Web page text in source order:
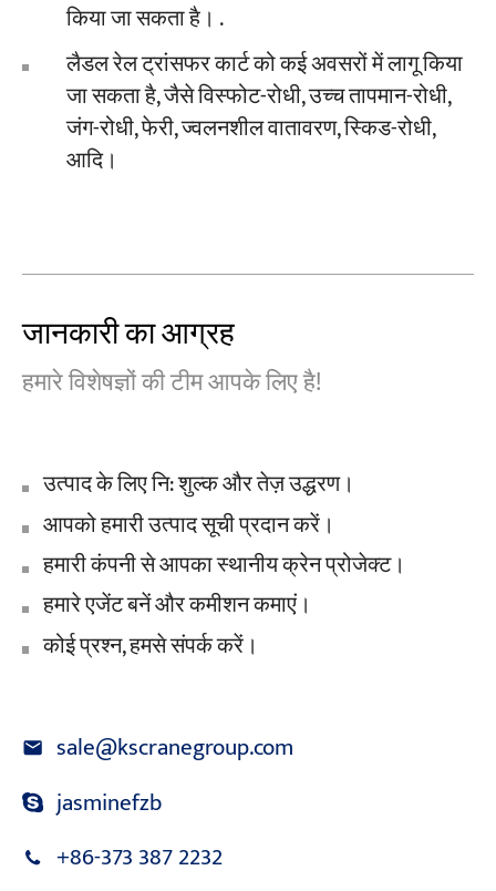
किया जा सकता है। .
लैडल रेल ट्रांसफर कार्ट को कई अवसरों में लागू किया
जा सकता है, जैसे विस्फोट-रोधी, उच्च तापमान-रोधी,
जंग-रोधी, फेरी, ज्वलनशील वातावरण, स्किड-रोधी,
आदि।
जानकारी का आग्रह
हमारे विशेषज्ञों की टीम आपके लिए है!
उत्पाद के लिए नि: शुल्क और तेज़ उद्धरण।
आपको हमारी उत्पाद सूची प्रदान करें।
हमारी कंपनी से आपका स्थानीय क्रेन प्रोजेक्ट।
हमारे एजेंट बनें और कमीशन कमाएं।
कोई प्रश्न, हमसे संपर्क करें।
sale@kscranegroup.com
jasminefzb
+86-373 387 2232